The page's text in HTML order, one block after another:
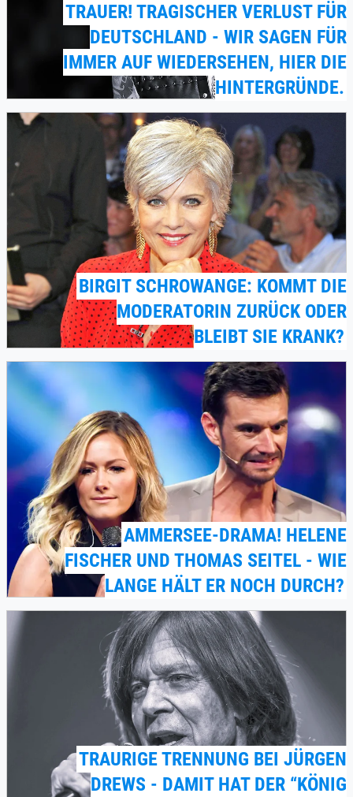
TRAUER! TRAGISCHER VERLUST FÜR
DEUTSCHLAND - WIR SAGEN FÜR
IMMER AUF WIEDERSEHEN, HIER DIE
HINTERGRÜNDE.
BIRGIT SCHROWANGE: KOMMT DIE
MODERATORIN ZURÜCK ODER
BLEIBT SIE KRANK?
AMMERSEE-DRAMA! HELENE
FISCHER UND THOMAS SEITEL - WIE
LANGE HÄLT ER NOCH DURCH?
TRAURIGE TRENNUNG BEI JÜRGEN
DREWS - DAMIT HAT DER “KÖNIG